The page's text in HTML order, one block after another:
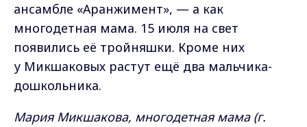
ансамбле «Аранжимент», — а как
многодетная мама. 15 июля на свет
появились её тройняшки. Кроме них
у Микшаковых растут ещё два мальчика-
дошкольника.
Мария Микшакова, многодетная мама (г.